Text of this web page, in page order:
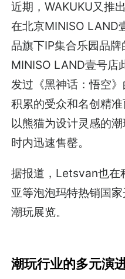
近期，WAKUKU又推
在北京MINISO LAND
品旗下IP集合乐园品
MINISO LAND壹号店
发过《黑神话：悟空
积累的受众和名创精
以熊猫为设计灵感的
时内迅速售罄。
据报道，Letsvan也在
亚等泡泡玛特热销国家
潮玩展览。
潮玩行业的多元演